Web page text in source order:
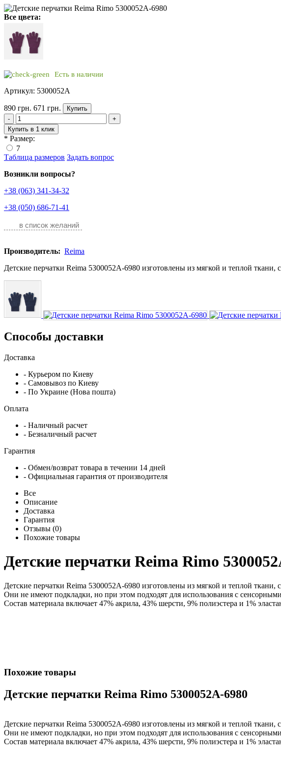
Все цвета:
Есть в наличии
Артикул: 5300052A
890 грн. 671 грн.
Купить
-
+
Купить в 1 клик
* Размер:
7
Таблица размеров Задать вопрос
Возникли вопросы?
+38 (063) 341-34-32
+38 (050) 686-71-41
в список желаний
Производитель: Reima
Детские перчатки Reima 5300052A-6980 изготовлены из мягкой и теплой ткани,
Способы доставки
Доставка
- Курьером по Киеву
- Самовывоз по Киеву
- По Украине (Нова пошта)
Оплата
- Наличный расчет
- Безналичный расчет
Гарантия
- Обмен/возврат товара в течении 14 дней
- Официальная гарантия от производителя
Все
Описание
Доставка
Гарантия
Отзывы (0)
Похожие товары
Детские перчатки Reima Rimo
Детские перчатки Reima 5300052A-6980 изготовлены из мягкой и теплой ткани,
Они не имеют подкладки, но при этом подходят для использования с
Состав материала включает 47% акрила, 43% шерсти, 9% полиэстера и 1%
Похожие товары
Детские перчатки Reima Rimo 5300052A-6980
Детские перчатки Reima 5300052A-6980 изготовлены из мягкой и теплой ткани,
Они не имеют подкладки, но при этом подходят для использования с
Состав материала включает 47% акрила, 43% шерсти, 9% полиэстера и 1%